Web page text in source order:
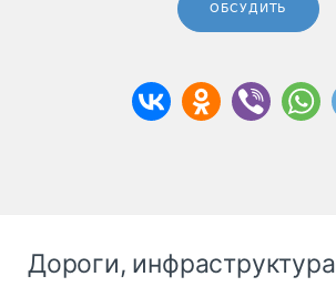
ОБСУДИТЬ
Дороги, инфраструктура